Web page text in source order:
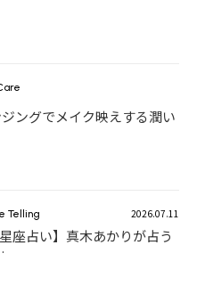
ングでメイク映えする潤い
Telling 2026.07.11
星座占い】真木あかりが占う